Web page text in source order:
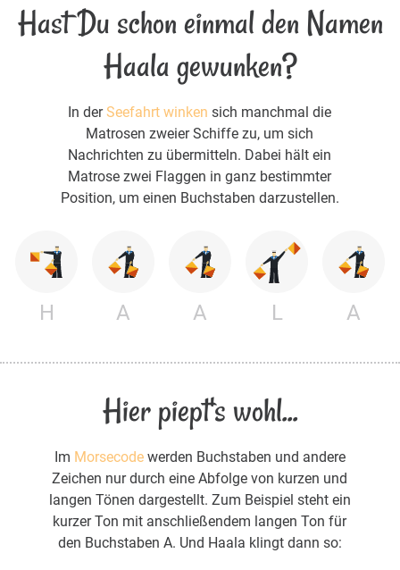
Hast Du schon einmal den Namen
Haala gewunken?
In derSeefahrt winken sich manchmal die
Matrosen zweier Schiffe zu, um sich
Nachrichten zu übermitteln. Dabei hält ein
Matrose zwei Flaggen in ganz bestimmter
Position, um einen Buchstaben darzustellen.
H A A L A
Hier piept's wohl...
Im Morsecodewerden Buchstaben und andere
Zeichen nur durch eine Abfolge von kurzen und
langen Tönen dargestellt. Zum Beispiel steht ein
kurzer Ton mit anschließendem langen Ton für
den Buchstaben A. Und Haala klingt dann so: